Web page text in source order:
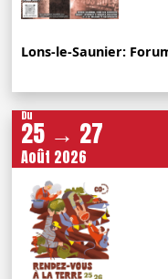
Lons-le-Saunier:
Du
25 → 27
Août 2026